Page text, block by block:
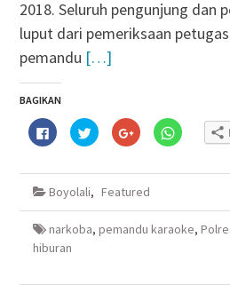
2018. Seluruh pengunjung dan
luput dari pemeriksaan
pemandu […]
BAGIKAN
Klik
untuk
membagikan
Facebook(Membuka
jendela
yang
baru)
Klik
untuk
berbagi
Twitter(Membuka
jendela
baru)
Klik
untuk
berbagi
Google+
di
yang
baru)
Klik
untuk
baru)
Boyolali, Featured
narkoba, pemandu karaoke,
hiburan